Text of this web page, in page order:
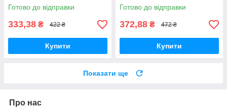
Готово до відправки
333,38 ₴ 422 ₴
Купити
Готово до відправки
372,88 ₴ 472 ₴
Купити
Показати ще
Про нас